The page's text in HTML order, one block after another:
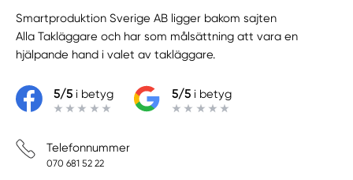
Smartproduktion Sverige AB ligger bakom sajten
Alla Takläggare och har som målsättning att vara en
hjälpande hand i valet av takläggare.
5/5i betyg 5/5i betyg
Telefonnummer
070 681 52 22